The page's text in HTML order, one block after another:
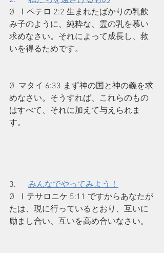
Ø  Ⅰペテロ 2:2 生まれたばかりの乳飲
み子のように、純粋な、霊の乳を慕い
求めなさい。それによって成長し、救
いを得るためです。
Ø  マタイ 6:33 まず神の国と神の義を求
めなさい。そうすれば、これらのもの
はすべて、それに加えて与えられま
す。
3. みんなでやってみよう！
Ø  Ⅰテサロニケ 5:11 ですからあなたが
たは、現に行っているとおり、互いに
励まし合い、互いを高め合いなさい。